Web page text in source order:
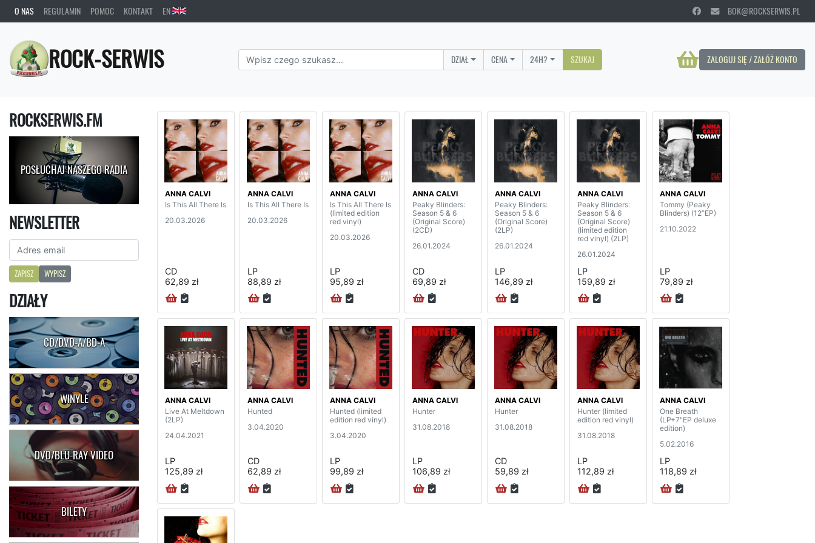
O NAS REGULAMIN POMOC KONTAKT EN BOK@ROCKSERWIS.PL
ROCK-SERWIS ZALOGUJ SIĘ / ZAŁÓŻ KONTO
DZIAŁ CENA 24H? SZUKAJ
ROCKSERWIS.FM
POSŁUCHAJ NASZEGO RADIA
NEWSLETTER
ZAPISZ WYPISZ
DZIAŁY
CD/DVD-A/BD-A
WINYLE
DVD/BLU-RAY VIDEO
BILETY
ANNA CALVI
Is This All There Is
20.03.2026
CD
62,89 zł
ANNA CALVI
Is This All There Is
20.03.2026
LP
88,89 zł
ANNA CALVI
Is This All There Is
(limited edition
red vinyl)
20.03.2026
LP
95,89 zł
ANNA CALVI
Peaky Blinders:
Season 5 & 6
(Original Score)
(2CD)
26.01.2024
CD
69,89 zł
ANNA CALVI
Peaky Blinders:
Season 5 & 6
(Original Score)
(2LP)
26.01.2024
LP
146,89 zł
ANNA CALVI
Peaky Blinders:
Season 5 & 6
(Original Score)
(limited edition
red vinyl) (2LP)
26.01.2024
LP
159,89 zł
ANNA CALVI
Tommy (Peaky
Blinders) (12”EP)
21.10.2022
LP
79,89 zł
ANNA CALVI
Live At Meltdown
(2LP)
24.04.2021
LP
125,89 zł
ANNA CALVI
Hunted
3.04.2020
CD
62,89 zł
ANNA CALVI
Hunted (limited
edition red vinyl)
3.04.2020
LP
99,89 zł
ANNA CALVI
Hunter
31.08.2018
LP
106,89 zł
ANNA CALVI
Hunter
31.08.2018
CD
59,89 zł
ANNA CALVI
Hunter (limited
edition red vinyl)
31.08.2018
LP
112,89 zł
ANNA CALVI
One Breath
(LP+7"EP deluxe
edition)
5.02.2016
LP
118,89 zł